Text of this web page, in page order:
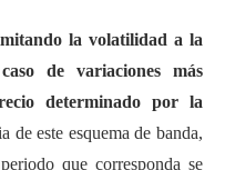
la volatilidad a la
de variaciones más
determinado por la
de este esquema de banda,
que corresponda se